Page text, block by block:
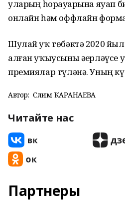
уларҙың һорауҙарына яуап
онлайн һәм оффлайн
Шулай уҡ төбәктә 2020
алған уҡыусыны
премиялар түләнә. Уның
Автор: Сәлимә ҠАРАНАЕВА
Читайте нас
Партнеры